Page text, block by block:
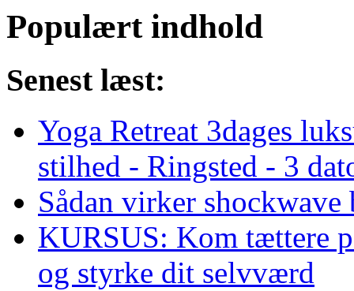
Populært indhold
Senest læst:
Yoga Retreat 3dages
stilhed - Ringsted - 3
Sådan virker
KURSUS: Kom tættere
og styrke dit selvværd